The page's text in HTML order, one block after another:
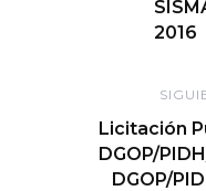
2016
Licitación
DGOP/
DGOP/